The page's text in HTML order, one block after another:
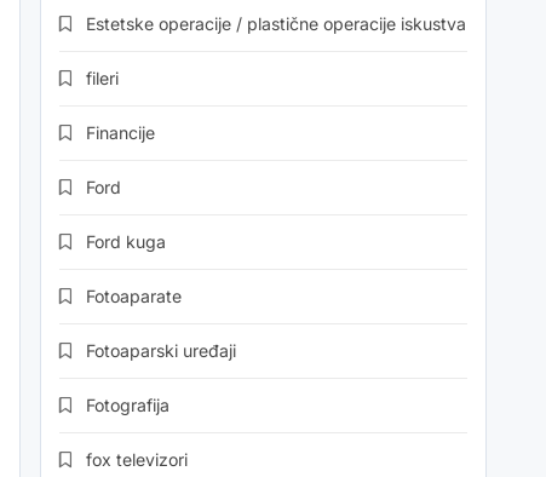
Estetske operacije / plastične operacije iskustva
fileri
Financije
Ford
Ford kuga
Fotoaparate
Fotoaparski uređaji
Fotografija
fox televizori